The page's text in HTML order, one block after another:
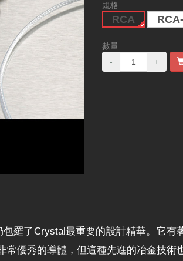
規格
RCA
數量
-
+
羅了Crystal最重要的設計精華。它
優秀的導體，但這種先進的冶金技術